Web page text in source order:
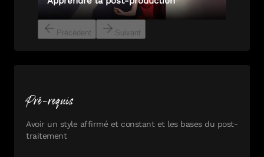
Précédent Suivant
Pré-requis
Avoir un style affirmé et constant et les bases du post-
traitement